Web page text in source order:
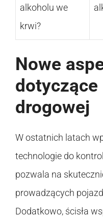
alkoholu we
krwi?
Nowe
drogowej
W ostatnich latach
technologie do
pozwala na
prowadzących
Dodatkowo, ścisła